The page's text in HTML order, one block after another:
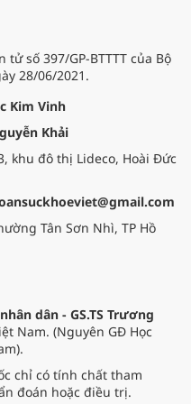
số 397/GP-BTTTT của Bộ
28/06/2021.
Kim Vinh
Khải
khu đô thị Lideco, Hoài Đức
Tân Sơn Nhì, TP Hồ
dân - GS.TS Trương
Nam. (Nguyên GĐ Học
chỉ có tính chất tham
đoán hoặc điều trị.